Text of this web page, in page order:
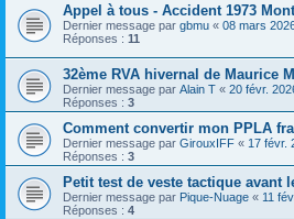
Appel à tous - Accident 1973
Dernier message par gbmu « 08 mars
Réponses : 11
32ème RVA hivernal de Maurice
Dernier message par Alain T « 20 févr.
Réponses : 3
Comment convertir mon PPLA
Dernier message par GirouxIFF « 17 févr.
Réponses : 3
Petit test de veste tactique avant
Dernier message par Pique-Nuage « 11
Réponses : 4